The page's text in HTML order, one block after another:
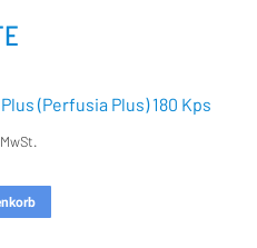
(Perfusia Plus) 180 Kps